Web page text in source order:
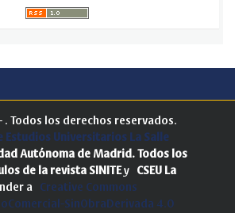
Todos los derechos reservados.
Estudios Universitarios La Salle
Autónoma de Madrid. Todos los
de la revista SINITEy CSEU La
a Creative Commons
SinObraDerivada 4.0